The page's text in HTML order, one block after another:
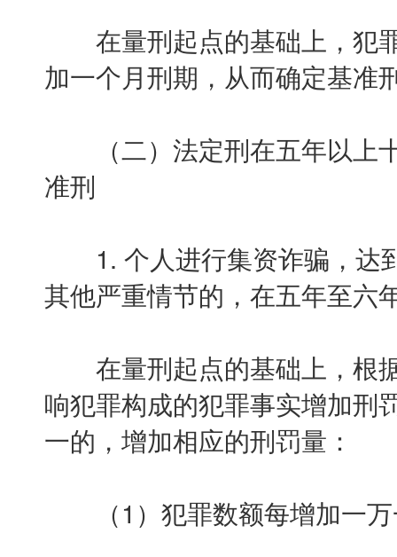
在量刑起点的基础上，犯
加一个月刑期，从而确定基准
（二）法定刑在五年以上
准刑
1. 个人进行集资诈骗，达
其他严重情节的，在五年至六
在量刑起点的基础上，根
响犯罪构成的犯罪事实增加刑
一的，增加相应的刑罚量：
（1）犯罪数额每增加一万